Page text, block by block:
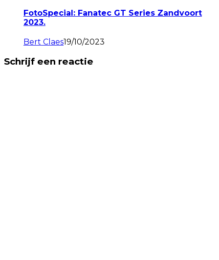
FotoSpecial: Fanatec GT Series Zandvoort
2023.
Bert Claes19/10/2023
Schrijf een reactie